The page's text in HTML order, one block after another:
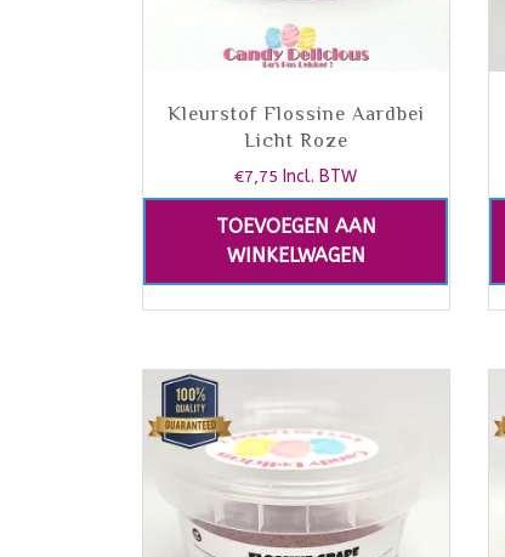
Kleurstof Flossine Aardbei
Licht Roze
€7,75 Incl. BTW
TOEVOEGEN AAN
WINKELWAGEN